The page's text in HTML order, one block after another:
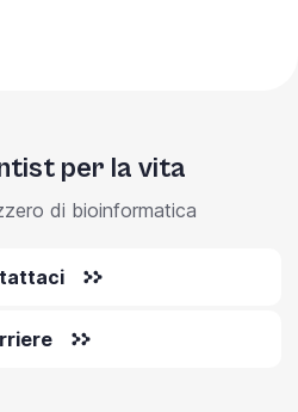
per la vita
di bioinformatica